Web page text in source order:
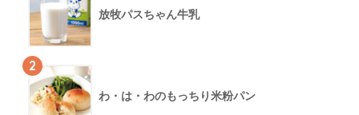
放牧パスちゃん牛乳
2
わ・は・わのもっちり米粉パン